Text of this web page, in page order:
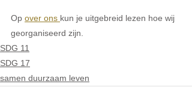
Op over ons kun je uitgebreid lezen hoe wij
georganiseerd zijn.
SDG 11
SDG 17
samen duurzaam leven